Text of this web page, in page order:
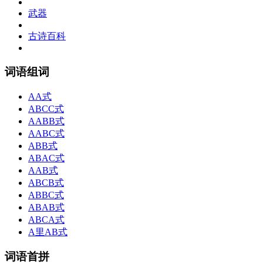
武器
古诗百科
词语组词
AA式
ABCC式
AABB式
AABC式
ABB式
ABAC式
AAB式
ABCB式
ABBC式
ABAB式
ABCA式
A里AB式
词语首拼